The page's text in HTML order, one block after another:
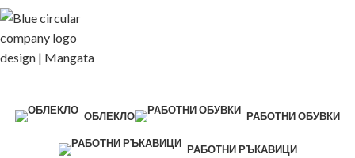
ОБЛЕКЛО РАБОТНИ ОБУВКИ
РАБОТНИ РЪКАВИЦИ